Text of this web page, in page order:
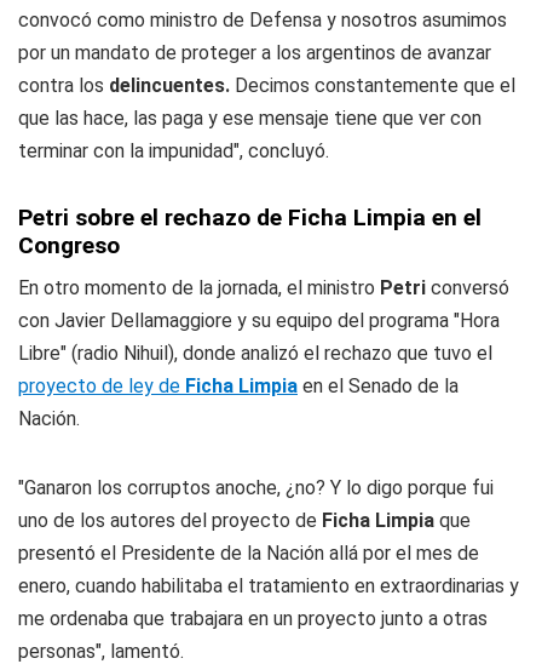
convocó como ministro de Defensa y nosotros asumimos
por un mandato de proteger a los argentinos de avanzar
contra los delincuentes. Decimos constantemente que el
que las hace, las paga y ese mensaje tiene que ver con
terminar con la impunidad", concluyó.
Petri sobre el rechazo de Ficha Limpia en el
Congreso
En otro momento de la jornada, el ministro Petri conversó
con Javier Dellamaggiore y su equipo del programa "Hora
Libre" (radio Nihuil), donde analizó el rechazo que tuvo el
proyecto de ley de Ficha Limpia en el Senado de la
Nación.
"Ganaron los corruptos anoche, ¿no? Y lo digo porque fui
uno de los autores del proyecto de Ficha Limpia que
presentó el Presidente de la Nación allá por el mes de
enero, cuando habilitaba el tratamiento en extraordinarias y
me ordenaba que trabajara en un proyecto junto a otras
personas", lamentó.